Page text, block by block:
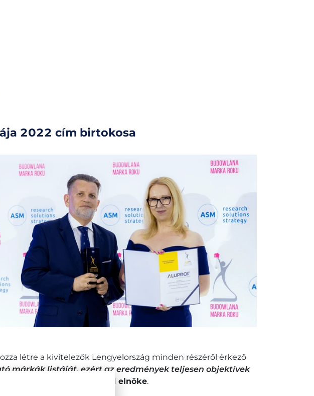
2022 cím birtokosa
létre a kivitelezők Lengyelország minden részéről érkező
márkák listáját, ezért az eredmények teljesen objektívek
Walczak-Gomuła, az ASM elnöke.